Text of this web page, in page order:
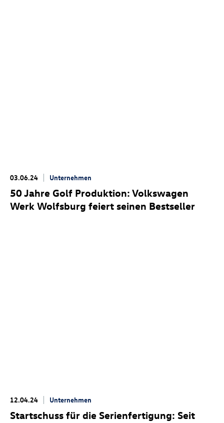
03.06.24 Unternehmen
50 Jahre Golf Produktion: Volkswagen
Werk Wolfsburg feiert seinen Bestseller
12.04.24 Unternehmen
Startschuss für die Serienfertigung: Seit